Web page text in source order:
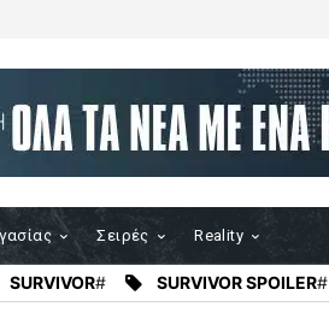
Σειρές Reality
SURVIVOR# SURVIVOR SPOILER#